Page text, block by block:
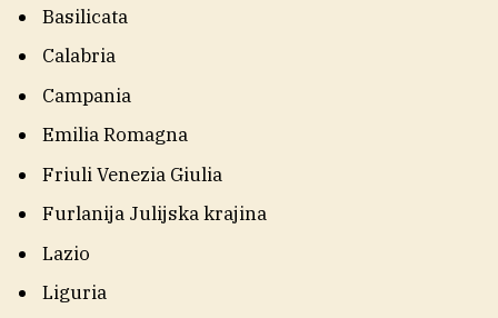
Basilicata
Calabria
Campania
Emilia Romagna
Friuli Venezia Giulia
Furlanija Julijska krajina
Lazio
Liguria